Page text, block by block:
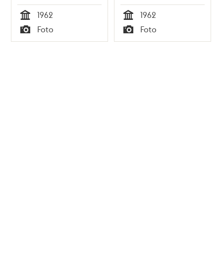
Tid
1962
Typ
Foto Tid
1962
Typ
Foto